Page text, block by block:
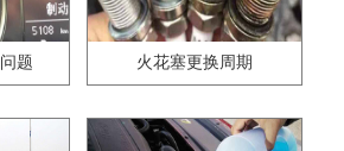
题 火花塞更换周期